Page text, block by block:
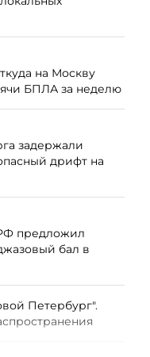
на Москву
БПЛА за неделю
задержали
дрифт на
предложил
бал в
Петербург".